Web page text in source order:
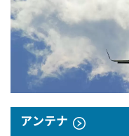
アンテナ